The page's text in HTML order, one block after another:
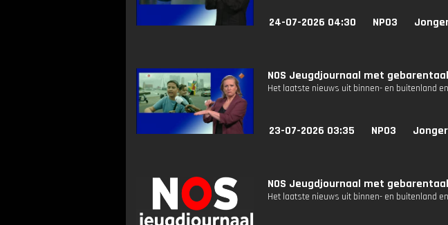
24-07-2026 04:30 NPO3
NOS Jeugdjournaal met
Het laatste nieuws uit binnen- en buitenland
23-07-2026 03:35 NPO3
NOS Jeugdjournaal met
Het laatste nieuws uit binnen- en buitenland